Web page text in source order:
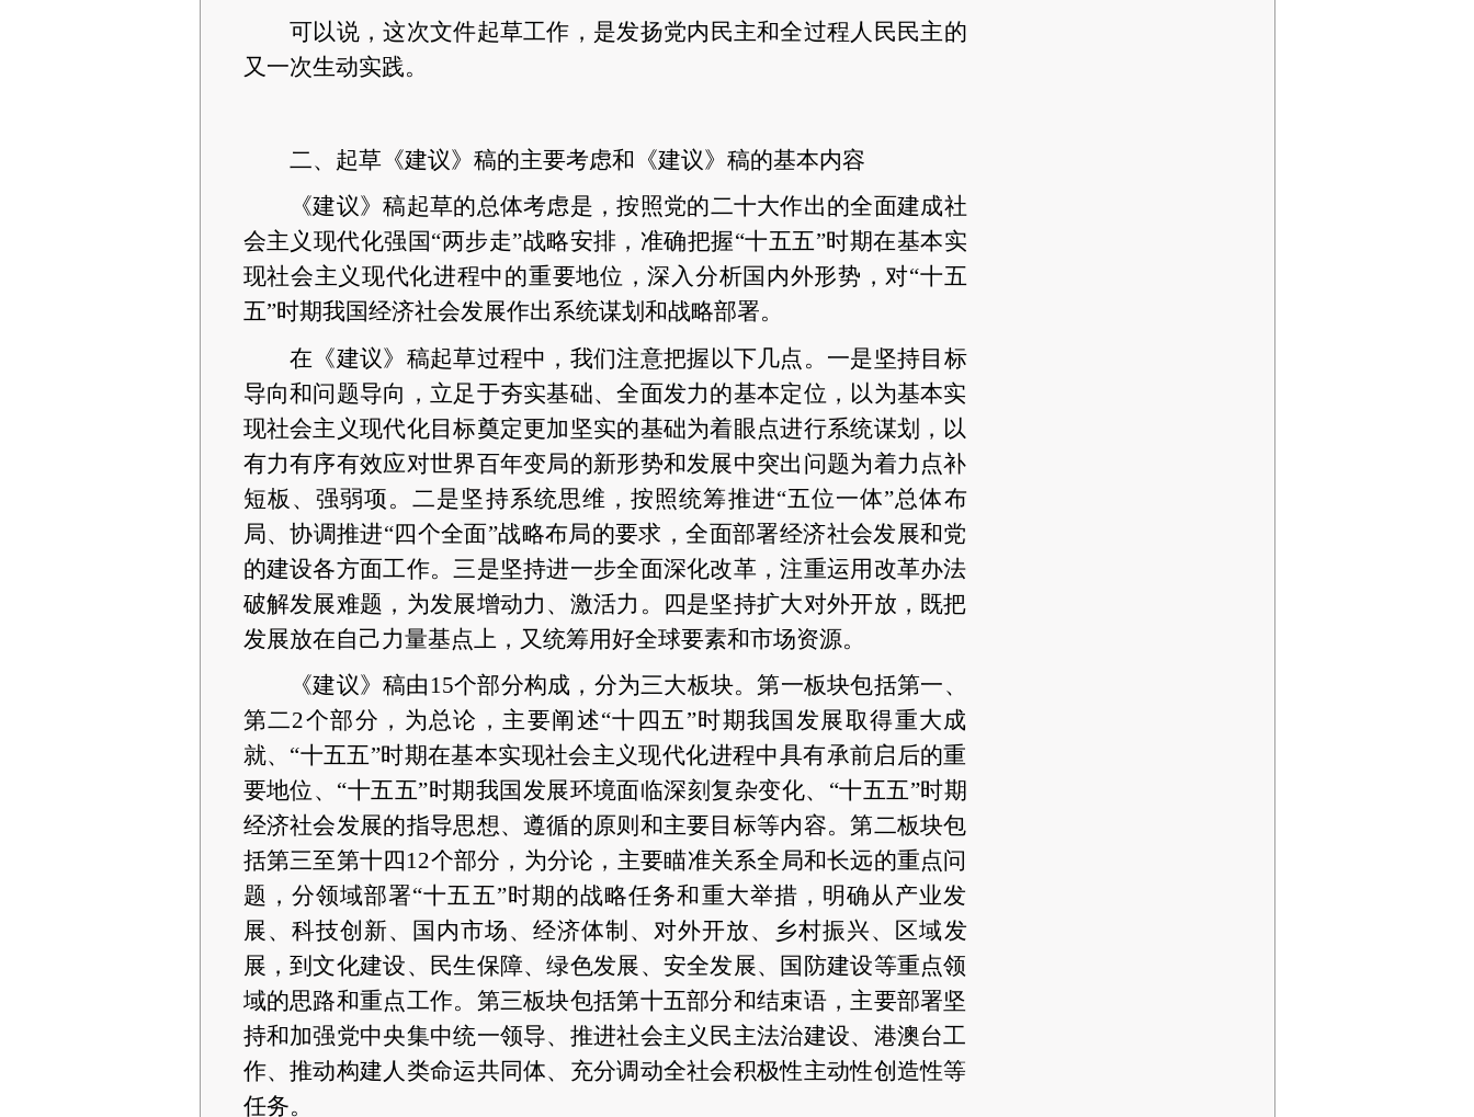
可以说，这次文件起草工作，是发扬党内民主和全过程人民民主的
又一次生动实践。
二、起草《建议》稿的主要考虑和《建议》稿的基本内容
《建议》稿起草的总体考虑是，按照党的二十大作出的全面建成社
会主义现代化强国“两步走”战略安排，准确把握“十五五”时期在基本实
现社会主义现代化进程中的重要地位，深入分析国内外形势，对“十五
五”时期我国经济社会发展作出系统谋划和战略部署。
在《建议》稿起草过程中，我们注意把握以下几点。一是坚持目标
导向和问题导向，立足于夯实基础、全面发力的基本定位，以为基本实
现社会主义现代化目标奠定更加坚实的基础为着眼点进行系统谋划，以
有力有序有效应对世界百年变局的新形势和发展中突出问题为着力点补
短板、强弱项。二是坚持系统思维，按照统筹推进“五位一体”总体布
局、协调推进“四个全面”战略布局的要求，全面部署经济社会发展和党
的建设各方面工作。三是坚持进一步全面深化改革，注重运用改革办法
破解发展难题，为发展增动力、激活力。四是坚持扩大对外开放，既把
发展放在自己力量基点上，又统筹用好全球要素和市场资源。
《建议》稿由 15个部分构成，分为三大板块。第一板块包括第一、
第二2个部分，为总论，主要阐述“十四五”时期我国发展取得重大成
就、“十五五”时期在基本实现社会主义现代化进程中具有承前启后的重
要地位、“十五五”时期我国发展环境面临深刻复杂变化、“十五五”时期
经济社会发展的指导思想、遵循的原则和主要目标等内容。第二板块包
括第三至第十四12个部分，为分论，主要瞄准关系全局和长远的重点问
题，分领域部署“十五五”时期的战略任务和重大举措，明确从产业发
展、科技创新、国内市场、经济体制、对外开放、乡村振兴、区域发
展，到文化建设、民生保障、绿色发展、安全发展、国防建设等重点领
域的思路和重点工作。第三板块包括第十五部分和结束语，主要部署坚
持和加强党中央集中统一领导、推进社会主义民主法治建设、港澳台工
作、推动构建人类命运共同体、充分调动全社会积极性主动性创造性等
任务。